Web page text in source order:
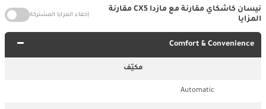
نيسان كاشكاي مقارنة مع مازدا CX5 مقارنة
المزايا
إخفاء المزايا المشتركة
Comfort & Convenience
مكيّف
Automatic